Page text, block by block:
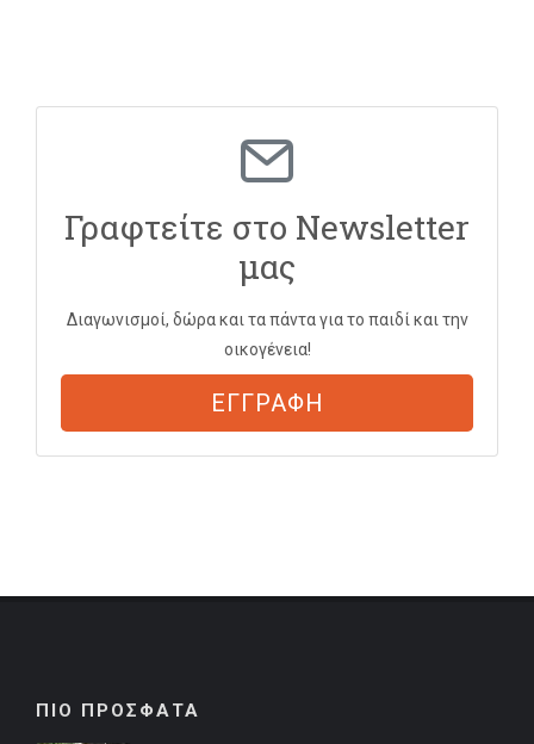
Γραφτείτε στο Newsletter
μας
Διαγωνισμοί, δώρα και τα πάντα για το παιδί και την
οικογένεια!
ΕΓΓΡΑΦΗ
ΠΙΟ ΠΡΟΣΦΑΤΑ